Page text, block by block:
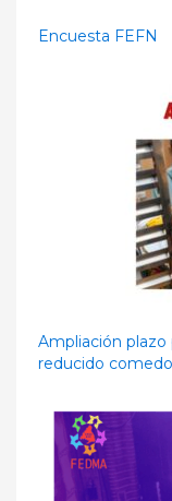
Encuesta FEFN
Ampliación plazo
reducido